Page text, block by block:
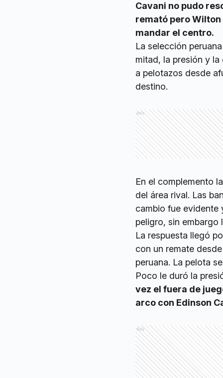
Cavani no pudo
remató pero
mandar el centro.
La selección
mitad, la presión y
a pelotazos desde
destino.
Ads
En el complemento
del área rival. Las
cambio fue evidente
peligro, sin embargo
La respuesta llegó
con un remate
peruana. La pelota
Poco le duró la
vez el fuera de
arco con Edinson
Ads